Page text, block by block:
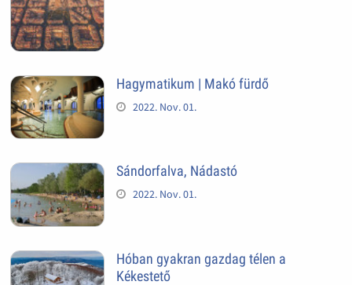
Hagymatikum | Makó fürdő
2022. Nov. 01.
Sándorfalva, Nádastó
2022. Nov. 01.
Hóban gyakran gazdag télen a
Kékestető